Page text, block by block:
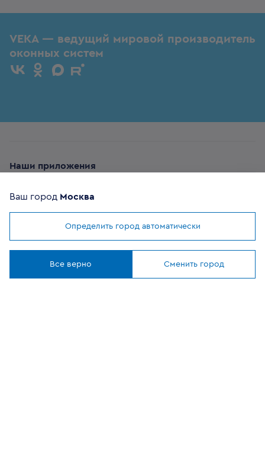
Мы используем cookies
VEKA — ведущий мировой производитель
оконных систем
Наши приложения
Ваш город Москва
Определить город автоматически
Все верно Сменить город